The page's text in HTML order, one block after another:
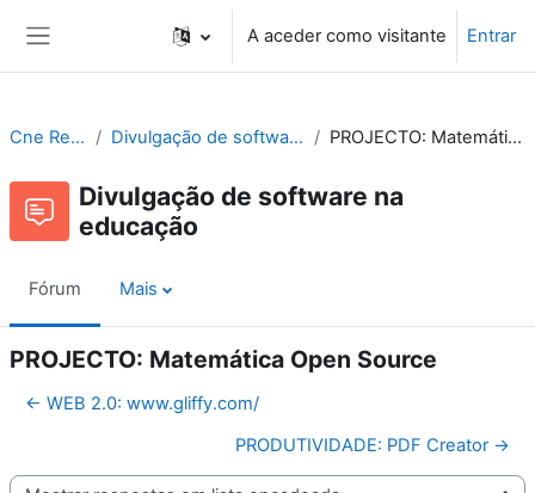
A aceder como visitante Entrar
Cne Recursos Divulgação de software na educação PROJECTO: Matemática Open Source
Divulgação de software na
educação
Fórum Mais
PROJECTO: Matemática Open Source
← WEB 2.0: www.gliffy.com/
PRODUTIVIDADE: PDF Creator →